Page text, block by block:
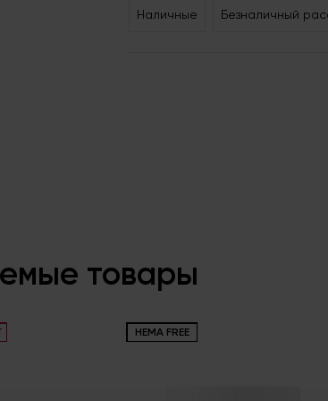
Наличные Безналичный
товары
HEMA FREE